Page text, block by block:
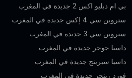
بي ام دبليو اكس 2 جديدة في المغرب
ستروين سي 4 إكس جديدة في المغرب
ستروين سي 3 جديدة في المغرب
داسيا جوجر جديدة في المغرب
داسيا سبرينج جديدة في المغرب
فورد رينجر جديدة في المغرب